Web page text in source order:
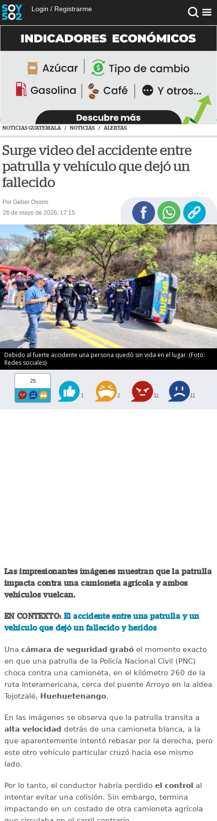
Login / Registrarme
NOTICIAS GUATEMALA / NOTICIAS / ALERTAS
Surge video del accidente entre
patrulla y vehículo que dejó un
fallecido
Por Geber Osorio
26 de mayo de 2026, 17:15
Debido al fuerte accidente una persona quedó sin vida en el lugar. (Foto:
Redes sociales)
25
1 2 11 11
Las impresionantes imágenes muestran que la patrulla
impacta contra una camioneta agrícola y ambos
vehículos vuelcan.
EN CONTEXTO: El accidente entre una patrulla y un
vehículo que dejó un fallecido y heridos
Una cámara de seguridad grabóel momento exacto
en que una patrulla de la Policía Nacional Civil (PNC)
choca contra una camioneta, en el kilómetro 260 de la
ruta Interamericana, cerca del puente Arroyo en la aldea
Tojotzalé, Huehuetenango.
En las imágenes se observa que la patrulla transita a
alta velocidad detrás de una camioneta blanca, a la
que aparentemente intentó rebasar por la derecha, pero
este otro vehículo particular cruzó hacia ese mismo
lado.
Por lo tanto, el conductor habría perdidoel control al
intentar evitar una colisión. Sin embargo, termina
impactando en un costado de otra camioneta agrícola